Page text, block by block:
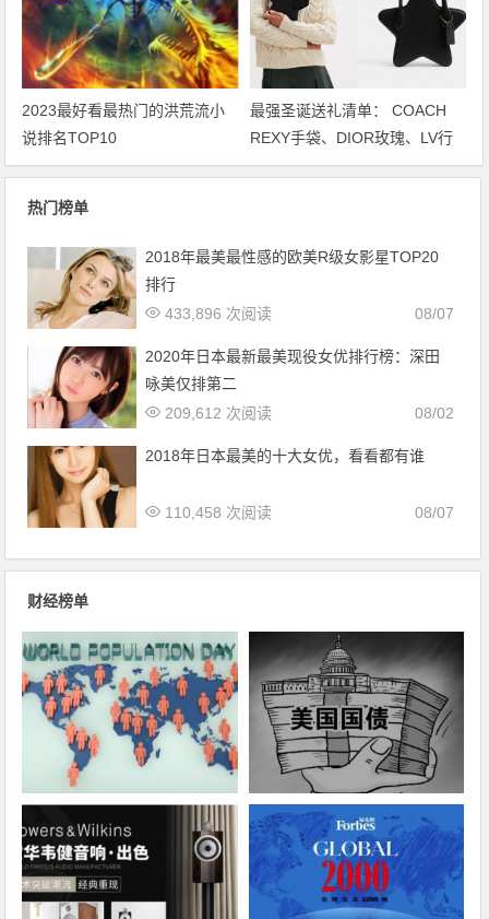
2023最好看最热门的洪荒流小
说排名TOP10
最强圣诞送礼清单： COACH
REXY手袋、DIOR玫瑰、LV行
李袋… 保证不踩雷
热门榜单
2018年最美最性感的欧美R级女影星TOP20
排行
08/07
433,896 次阅读
2020年日本最新最美现役女优排行榜：深田
咏美仅排第二
08/02
209,612 次阅读
2018年日本最美的十大女优，看看都有谁
08/07
110,458 次阅读
财经榜单